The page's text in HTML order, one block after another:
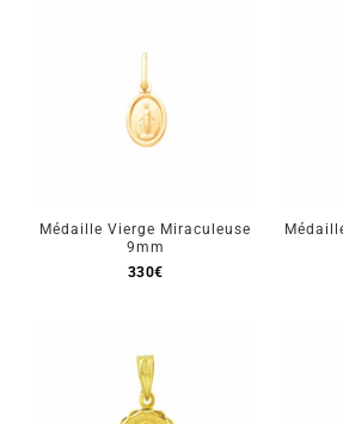
Médaille Vierge Miraculeuse
9mm
330€